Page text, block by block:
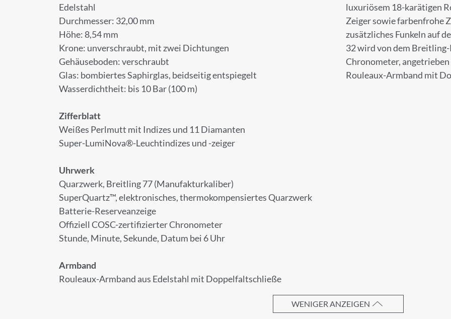
Edelstahl
Durchmesser: 32,00 mm
Höhe: 8,54 mm
Krone: unverschraubt, mit zwei Dichtungen
Gehäuseboden: verschraubt
Glas: bombiertes Saphirglas, beidseitig entspiegelt
Wasserdichtheit: bis 10 Bar (100 m)
Zifferblatt
Weißes Perlmutt mit Indizes und 11 Diamanten
Super-LumiNova®-Leuchtindizes und -zeiger
Uhrwerk
Quarzwerk, Breitling 77 (Manufakturkaliber)
SuperQuartz™, elektronisches, thermokompensiertes Quarzwerk
Batterie-Reserveanzeige
Offiziell COSC-zertifizierter Chronometer
Stunde, Minute, Sekunde, Datum bei 6 Uhr
Armband
Rouleaux-Armband aus Edelstahl mit Doppelfaltschließe
luxuriösem 18-karätigen
Zeiger sowie farbenfrohe
zusätzliches Funkeln auf
32 wird von dem
Chronometer,
Rouleaux-Armband mit
WENIGER ANZEIGEN
ANMELDUNG ZUM NEWSLETTER
Anrede
Vorname